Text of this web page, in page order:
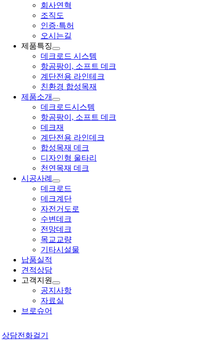
회사연혁
조직도
인증·특허
오시는길
제품특징
데크로드 시스템
항곰팡이, 소프트 데크
계단전용 라인테크
친환경 합성목재
제품소개
데크로드시스템
항곰팡이, 소프트 데크
데크재
계단전용 라인데크
합성목재 데크
디자인형 울타리
천연목재 데크
시공사례
데크로드
데크계단
자전거도로
수변데크
전망데크
목교교량
기타시설물
납품실적
견적상담
고객지원
공지사항
자료실
브로슈어
상담전화걸기